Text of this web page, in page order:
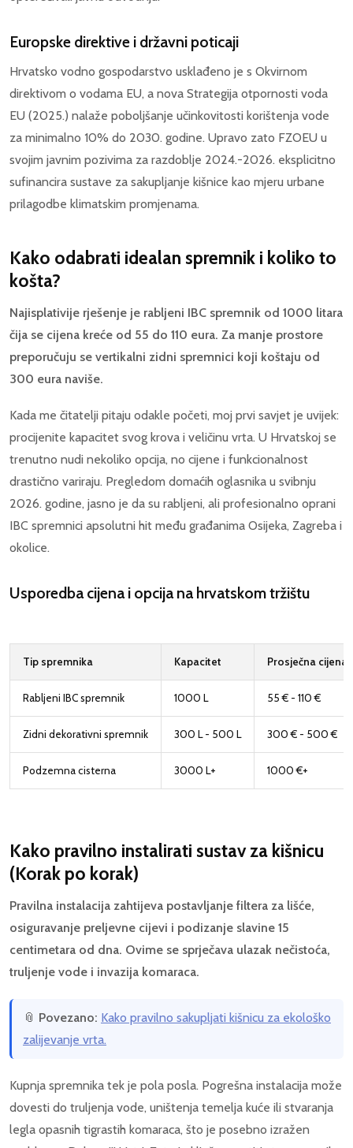
Europske direktive i državni poticaji
Hrvatsko vodno gospodarstvo usklađeno je s Okvirnom
direktivom o vodama EU, a nova Strategija otpornosti voda
EU (2025.) nalaže poboljšanje učinkovitosti korištenja vode
za minimalno 10% do 2030. godine. Upravo zato FZOEU u
svojim javnim pozivima za razdoblje 2024.-2026. eksplicitno
sufinancira sustave za sakupljanje kišnice kao mjeru urbane
prilagodbe klimatskim promjenama.
Kako odabrati idealan spremnik i koliko to
košta?
Najisplativije rješenje je rabljeni IBC spremnik od 1000 litara
čija se cijena kreće od 55 do 110 eura. Za manje prostore
preporučuju se vertikalni zidni spremnici koji koštaju od
300 eura naviše.
Kada me čitatelji pitaju odakle početi, moj prvi savjet je uvijek:
procijenite kapacitet svog krova i veličinu vrta. U Hrvatskoj se
trenutno nudi nekoliko opcija, no cijene i funkcionalnost
drastično variraju. Pregledom domaćih oglasnika u svibnju
2026. godine, jasno je da su rabljeni, ali profesionalno oprani
IBC spremnici apsolutni hit među građanima Osijeka, Zagreba i
okolice.
Usporedba cijena i opcija na hrvatskom tržištu
Tip spremnika Kapacitet Prosječna cijena
Rabljeni IBC spremnik 1000 L 55 € - 110 €
Zidni dekorativni spremnik 300 L - 500 L 300 € - 500 €
Podzemna cisterna 3000 L+ 1000 €+
Kako pravilno instalirati sustav za kišnicu
(Korak po korak)
Pravilna instalacija zahtijeva postavljanje filtera za lišće,
osiguravanje preljevne cijevi i podizanje slavine 15
centimetara od dna. Ovime se sprječava ulazak nečistoća,
truljenje vode i invazija komaraca.
📎 Povezano: Kako pravilno sakupljati kišnicu za ekološko
zalijevanje vrta.
Kupnja spremnika tek je pola posla. Pogrešna instalacija može
dovesti do truljenja vode, uništenja temelja kuće ili stvaranja
legla opasnih tigrastih komaraca, što je posebno izražen